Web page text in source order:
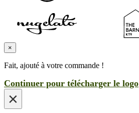
×
Fait, ajouté à votre commande !
Continuer pour télécharger le logo
×